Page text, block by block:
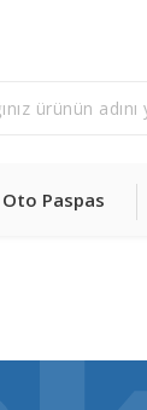
Oto Paspas